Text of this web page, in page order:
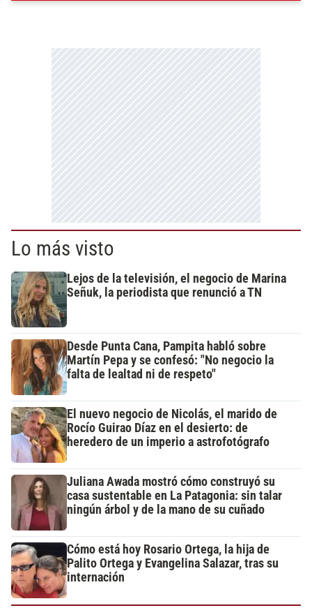
Lo más visto
Lejos de la televisión, el negocio de Marina
Señuk, la periodista que renunció a TN
Desde Punta Cana, Pampita habló sobre
Martín Pepa y se confesó: "No negocio la
falta de lealtad ni de respeto"
El nuevo negocio de Nicolás, el marido de
Rocío Guirao Díaz en el desierto: de
heredero de un imperio a astrofotógrafo
Juliana Awada mostró cómo construyó su
casa sustentable en La Patagonia: sin talar
ningún árbol y de la mano de su cuñado
Cómo está hoy Rosario Ortega, la hija de
Palito Ortega y Evangelina Salazar, tras su
internación